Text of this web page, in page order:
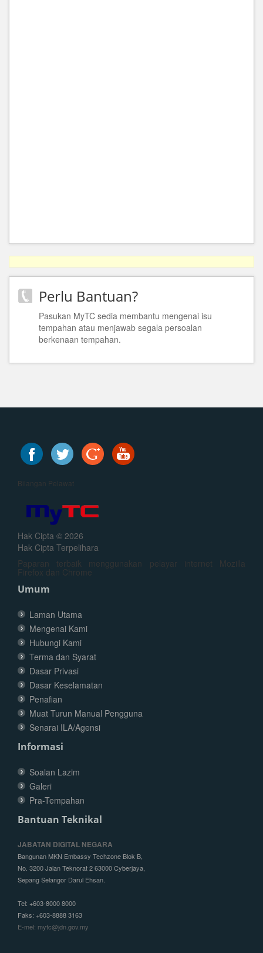
Perlu Bantuan?
Pasukan MyTC sedia membantu mengenai isu
tempahan atau menjawab segala persoalan
berkenaan tempahan.
Bilangan Pelawat
Hak Cipta © 2026
Hak Cipta Terpelihara
Paparan terbaik menggunakan pelayar internet Mozilla
Firefox dan Chrome
Umum
Laman Utama
Mengenai Kami
Hubungi Kami
Terma dan Syarat
Dasar Privasi
Dasar Keselamatan
Penafian
Muat Turun Manual Pengguna
Senarai ILA/Agensi
Informasi
Soalan Lazim
Galeri
Pra-Tempahan
Bantuan Teknikal
JABATAN DIGITAL NEGARA
Bangunan MKN Embassy Techzone Blok B,
No. 3200 Jalan Teknorat 2 63000 Cyberjaya,
Sepang Selangor Darul Ehsan.
Tel: +603-8000 8000
Faks: +603-8888 3163
E-mel: mytc@jdn.gov.my